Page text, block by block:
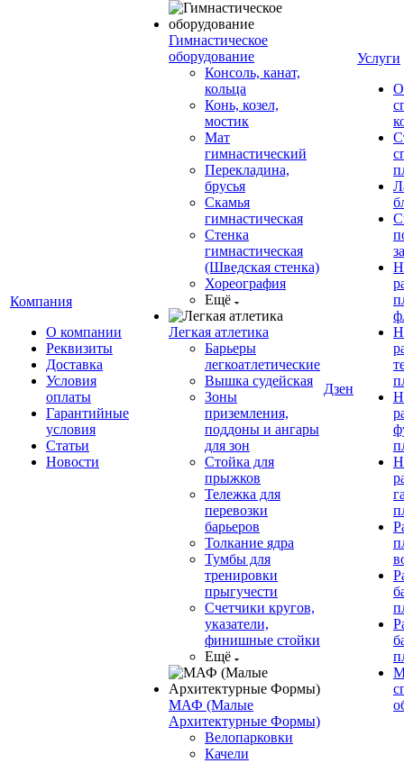
Компания
О компании
Реквизиты
Доставка
Условия
оплаты
Гарантийные
условия
Статьи
Новости
Гимнастическое
оборудование
Консоль, канат,
кольца
Конь, козел,
мостик
Мат
гимнастический
Перекладина,
брусья
Скамья
гимнастическая
Стенка
гимнастическая
(Шведская стенка)
Хореография
Ещё
Легкая атлетика
Барьеры
легкоатлетические
Вышка судейская
Зоны
приземления,
поддоны и ангары
для зон
Стойка для
прыжков
Тележка для
перевозки
барьеров
Толкание ядра
Тумбы для
тренировки
прыгучести
Счетчики кругов,
указатели,
финишные стойки
Ещё
МАФ (Малые
Архитектурные Формы)
Велопарковки
Качели
Дзен
Услуги